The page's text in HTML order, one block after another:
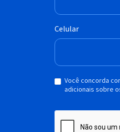
Celular
Você concorda
adicionais sobre